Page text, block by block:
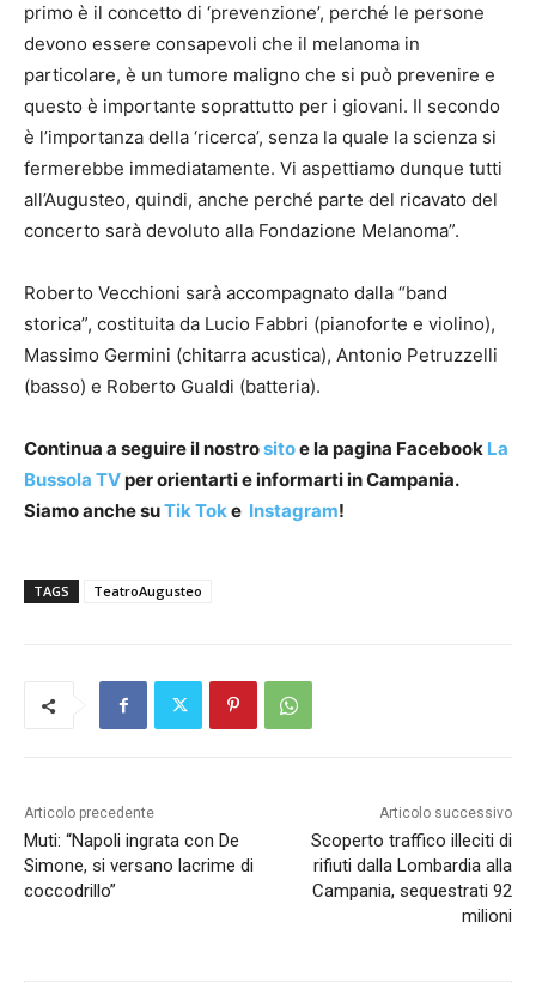
primo è il concetto di ‘prevenzione’, perché le persone
devono essere consapevoli che il melanoma in
particolare, è un tumore maligno che si può prevenire e
questo è importante soprattutto per i giovani. Il secondo
è l’importanza della ‘ricerca’, senza la quale la scienza si
fermerebbe immediatamente. Vi aspettiamo dunque tutti
all’Augusteo, quindi, anche perché parte del ricavato del
concerto sarà devoluto alla Fondazione Melanoma”.
Roberto Vecchioni sarà accompagnato dalla “band
storica”, costituita da Lucio Fabbri (pianoforte e violino),
Massimo Germini (chitarra acustica), Antonio Petruzzelli
(basso) e Roberto Gualdi (batteria).
Continua a seguire il nostrositoe la pagina Facebook La
Bussola TVper orientarti e informarti in Campania.
Siamo anche suTik Toke Instagram!
TAGS TeatroAugusteo
Articolo precedente
Muti: “Napoli ingrata con De
Simone, si versano lacrime di
coccodrillo”
Articolo successivo
Scoperto traffico illeciti di
rifiuti dalla Lombardia alla
Campania, sequestrati 92
milioni